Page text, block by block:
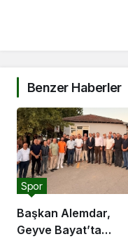
Benzer Haberler
Başkan Alemdar,
Geyve Bayat’ta
Spor